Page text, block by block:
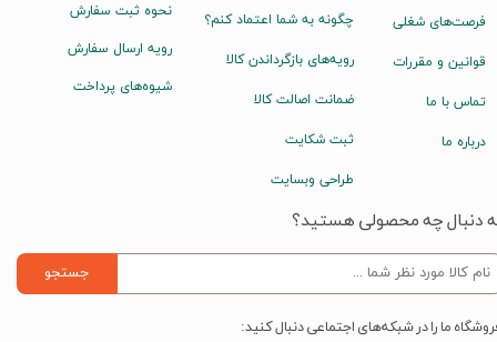
نحوه ثبت سفارش
رویه ارسال سفارش
شیوه‌های پرداخت
چگونه به شما اعتماد کنم؟
رویه‌های بازگرداندن کالا
ضمانت اصالت کالا
ثبت شکایت
طراحی وبسایت
فرصت‌های شغلی
قوانین و مقررات
تماس با ما
درباره ما
دنبال چه محصولی هستید؟
جستجو
ما را در شبکه‌های اجتماعی دنبال کنید: